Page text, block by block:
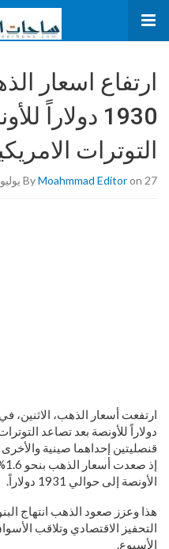
ارتفاع اسعار
1930 دولاراً
التوترات
ByMoahmmad Editoron 27 يوليو، 2020
دولاراً للأونصة بعد تصاعد
قنصليتين إحداهما صينية والأخرى
الأونصة إلى حوالي 1931 دولاراً.
هذا وعزز صعود الذهب انتهاج
التحفيز الاقتصادي وتلاقب
الأسبوع.